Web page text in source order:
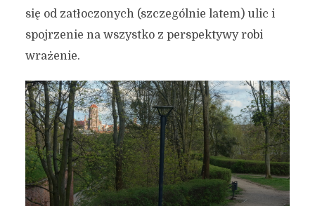
się od zatłoczonych (szczególnie latem) ulic i
spojrzenie na wszystko z perspektywy robi
wrażenie.